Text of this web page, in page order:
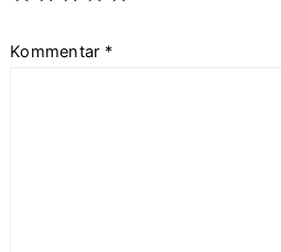
Kommentar *